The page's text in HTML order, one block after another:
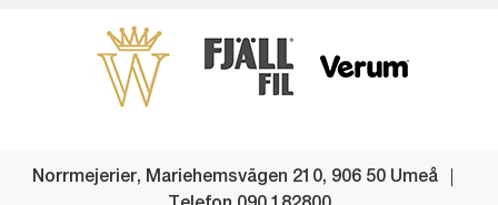
Gör gott för
Mjölkgården,
Norrländska
Dina
VästerbottensostFjällfil
Norrmejerier, Mariehemsvägen 210, 906 50 Umeå